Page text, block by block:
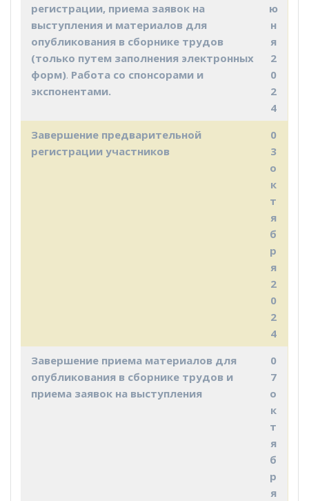
регистрации, приема заявок на
выступления и материалов для
опубликования в сборнике трудов
(только путем заполнения электронных
форм). Работа со спонсорами и
экспонентами.
ю
н
я
2
0
2
4
Завершение предварительной
регистрации участников
0
3
о
к
т
я
б
р
я
2
0
2
4
Завершение приема материалов для
опубликования в сборнике трудов и
приема заявок на выступления
0
7
о
к
т
я
б
р
я